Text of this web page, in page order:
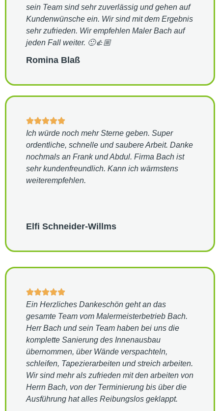
sein Team sind sehr zuverlässig und gehen auf
Kundenwünsche ein. Wir sind mit dem Ergebnis
sehr zufrieden. Wir empfehlen Maler Bach auf
jeden Fall weiter. 🙂👍🏼
Romina Blaß
Ich würde noch mehr Sterne geben. Super
ordentliche, schnelle und saubere Arbeit. Danke
nochmals an Frank und Abdul. Firma Bach ist
sehr kundenfreundlich. Kann ich wärmstens
weiterempfehlen.
Elfi Schneider-Willms
Ein Herzliches Dankeschön geht an das
gesamte Team vom Malermeisterbetrieb Bach.
Herr Bach und sein Team haben bei uns die
komplette Sanierung des Innenausbau
übernommen, über Wände verspachteln,
schleifen, Tapezierarbeiten und streich arbeiten.
Wir sind mehr als zufrieden mit den arbeiten von
Herrn Bach, von der Terminierung bis über die
Ausführung hat alles Reibungslos geklappt.